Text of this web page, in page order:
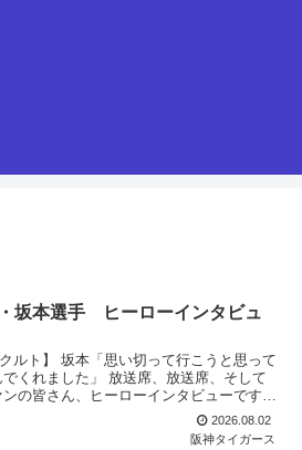
坂本選手 ヒーローインタビュ
ルト】 坂本「思い切って行こうと思って
くれました」 放送席、放送席、そして
の皆さん、ヒーローインタビューです。
2026.08.02
阪神タイガース